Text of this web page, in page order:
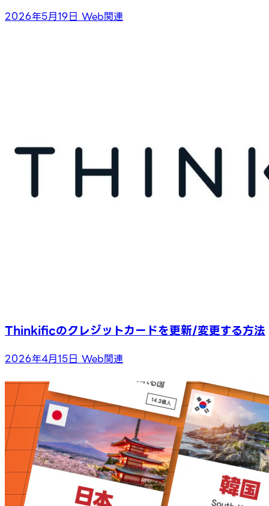
2026年5月19日 Web関連
Thinkificのクレジットカードを更新/変更する方法
2026年4月15日 Web関連